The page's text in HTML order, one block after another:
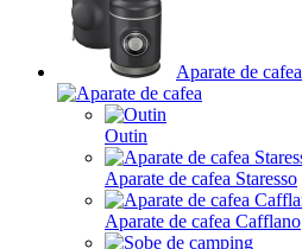
Aparate de cafea
Outin
Aparate de cafea Staresso
Aparate de cafea Cafflano